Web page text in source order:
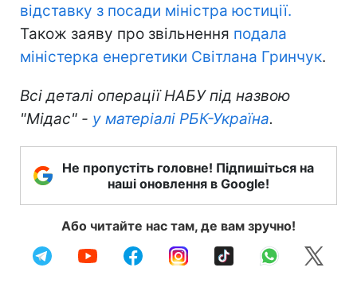
відставку з посади міністра юстиції.
Також заяву про звільнення подала
міністерка енергетики Світлана Гринчук.
Всі деталі операції НАБУ під назвою
"Мідас" - у матеріалі РБК-Україна.
Не пропустіть головне! Підпишіться на
наші оновлення в Google!
Або читайте нас там, де вам зручно!